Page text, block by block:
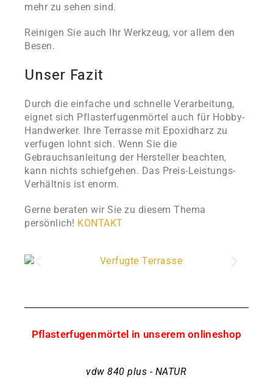
mehr zu sehen sind.
Reinigen Sie auch Ihr Werkzeug, vor allem den
Besen.
Unser Fazit
Durch die einfache und schnelle Verarbeitung,
eignet sich Pflasterfugenmörtel auch für Hobby-
Handwerker. Ihre Terrasse mit Epoxidharz zu
verfugen lohnt sich. Wenn Sie die
Gebrauchsanleitung der Hersteller beachten,
kann nichts schiefgehen. Das Preis-Leistungs-
Verhältnis ist enorm.
Gerne beraten wir Sie zu diesem Thema
persönlich! KONTAKT
Pflasterfugenmörtel in unserem onlineshop
vdw 840 plus - NATUR